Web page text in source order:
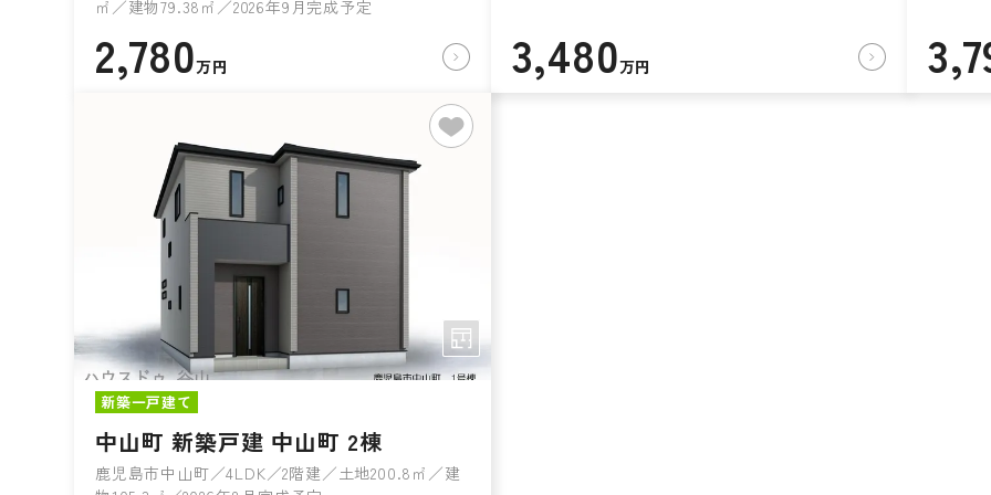
㎡／建物79.38㎡／2026年9月完成予定
2,780万円 3,480万円
新築一戸建て
中山町 新築戸建 中山町 2棟
鹿児島市中山町／4LDK／2階建／土地200.8㎡／建